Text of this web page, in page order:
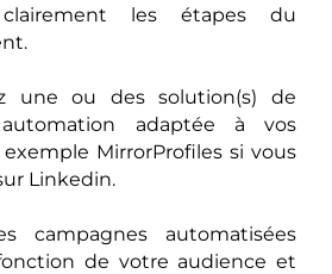
clairement les étapes du
une ou des solution(s) de
adaptée à vos
exemple MirrorProfiles si vous
Linkedin.
campagnes automatisées
de votre audience et